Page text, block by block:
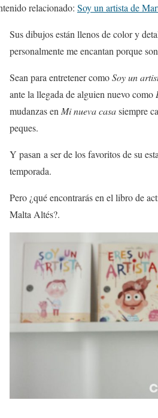
relacionado: Soy un artista de
Sus dibujos están llenos de color y
personalmente me encantan porque
Sean para entretener comoSoy un
ante la llegada de alguien nuevo como
mudanzas en Mi nueva casasiempre
peques.
Y pasan a ser de los favoritos de su
temporada.
Pero ¿qué encontrarás en el libro de
Malta Altés?.